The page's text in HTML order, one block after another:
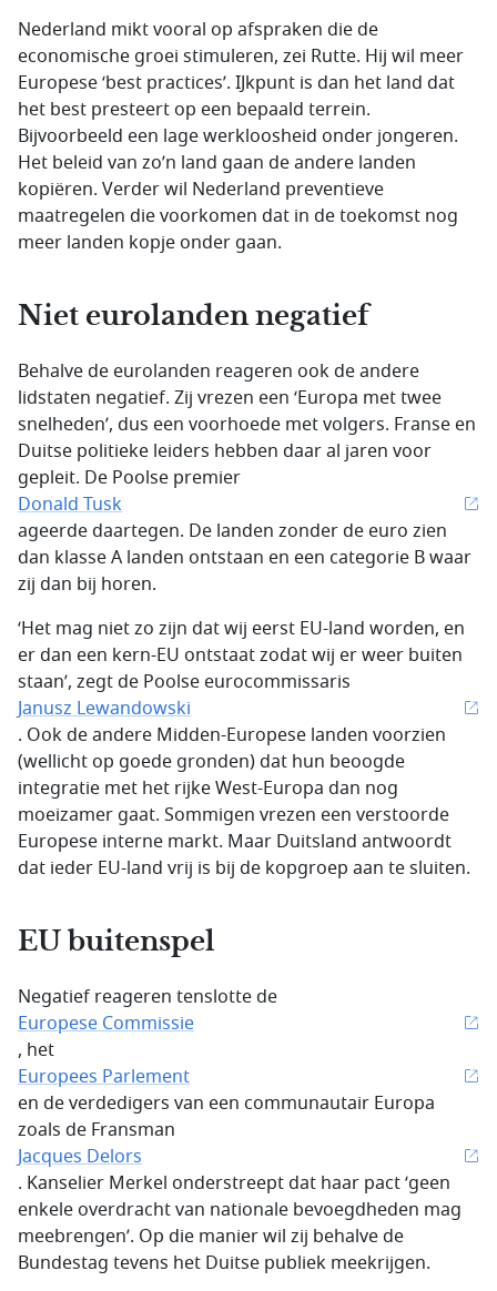
Nederland mikt vooral op afspraken die de
economische groei stimuleren, zei Rutte. Hij wil meer
Europese ‘best practices’. IJkpunt is dan het land dat
het best presteert op een bepaald terrein.
Bijvoorbeeld een lage werkloosheid onder jongeren.
Het beleid van zo’n land gaan de andere landen
kopiëren. Verder wil Nederland preventieve
maatregelen die voorkomen dat in de toekomst nog
meer landen kopje onder gaan.
Niet eurolanden negatief
Behalve de eurolanden reageren ook de andere
lidstaten negatief. Zij vrezen een ‘Europa met twee
snelheden’, dus een voorhoede met volgers. Franse en
Duitse politieke leiders hebben daar al jaren voor
gepleit. De Poolse premier
Donald Tusk
ageerde daartegen. De landen zonder de euro zien
dan klasse A landen ontstaan en een categorie B waar
zij dan bij horen.
‘Het mag niet zo zijn dat wij eerst EU-land worden, en
er dan een kern-EU ontstaat zodat wij er weer buiten
staan’, zegt de Poolse eurocommissaris
Janusz Lewandowski
. Ook de andere Midden-Europese landen voorzien
(wellicht op goede gronden) dat hun beoogde
integratie met het rijke West-Europa dan nog
moeizamer gaat. Sommigen vrezen een verstoorde
Europese interne markt. Maar Duitsland antwoordt
dat ieder EU-land vrij is bij de kopgroep aan te sluiten.
EU buitenspel
Negatief reageren tenslotte de
Europese Commissie
, het
Europees Parlement
en de verdedigers van een communautair Europa
zoals de Fransman
Jacques Delors
. Kanselier Merkel onderstreept dat haar pact ‘geen
enkele overdracht van nationale bevoegdheden mag
meebrengen’. Op die manier wil zij behalve de
Bundestag tevens het Duitse publiek meekrijgen.